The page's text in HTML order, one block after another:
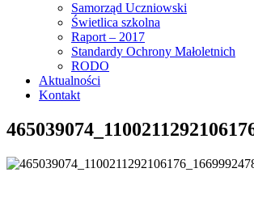
Samorząd Uczniowski
Świetlica szkolna
Raport – 2017
Standardy Ochrony Małoletnich
RODO
Aktualności
Kontakt